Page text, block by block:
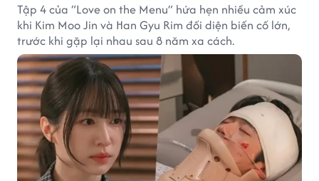
Tập 4 của “Love on the Menu” hứa hẹn nhiều cảm xúc
khi Kim Moo Jin và Han Gyu Rim đối diện biến cố lớn,
trước khi gặp lại nhau sau 8 năm xa cách.